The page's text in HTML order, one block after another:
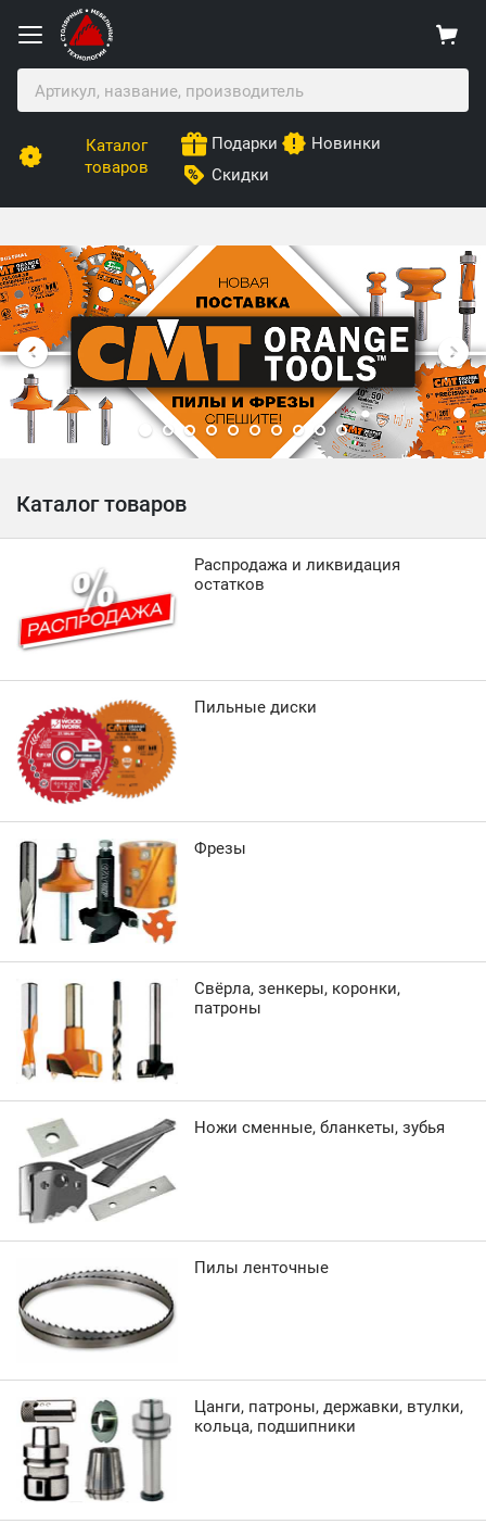
Каталог
товаров
Подарки
Новинки
Скидки
Столярные Мебельные Технологии
Каталог товаров
Распродажа и ликвидация
остатков
Пильные диски
Фрезы
Свёрла, зенкеры, коронки,
патроны
Ножи сменные, бланкеты, зубья
Пилы ленточные
Цанги, патроны, державки, втулки,
кольца, подшипники